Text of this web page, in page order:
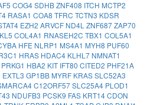
COG4SDHBZNF408 ITCH MCTP2
RASA1 COA8 TFRC TCTN3 KDSR
EZH2 ARVCF ND4L ZNF687ZAP70
COL4A1 RNASEH2C TBX1 COL5A1
HFE NLRP1 MS4A1 MYH8 PUF60
HRAS HDAC4 KLHL7 NMNAT1
PRKG1 HBA2 KIT IFT80 CITED2 PHF21A
EXTL3 GP1BB MYRF KRASSLC52A3
C12ORF57SLC25A4 PLOD1
NDUFB3 PCSK9 FAS KRT14CDON